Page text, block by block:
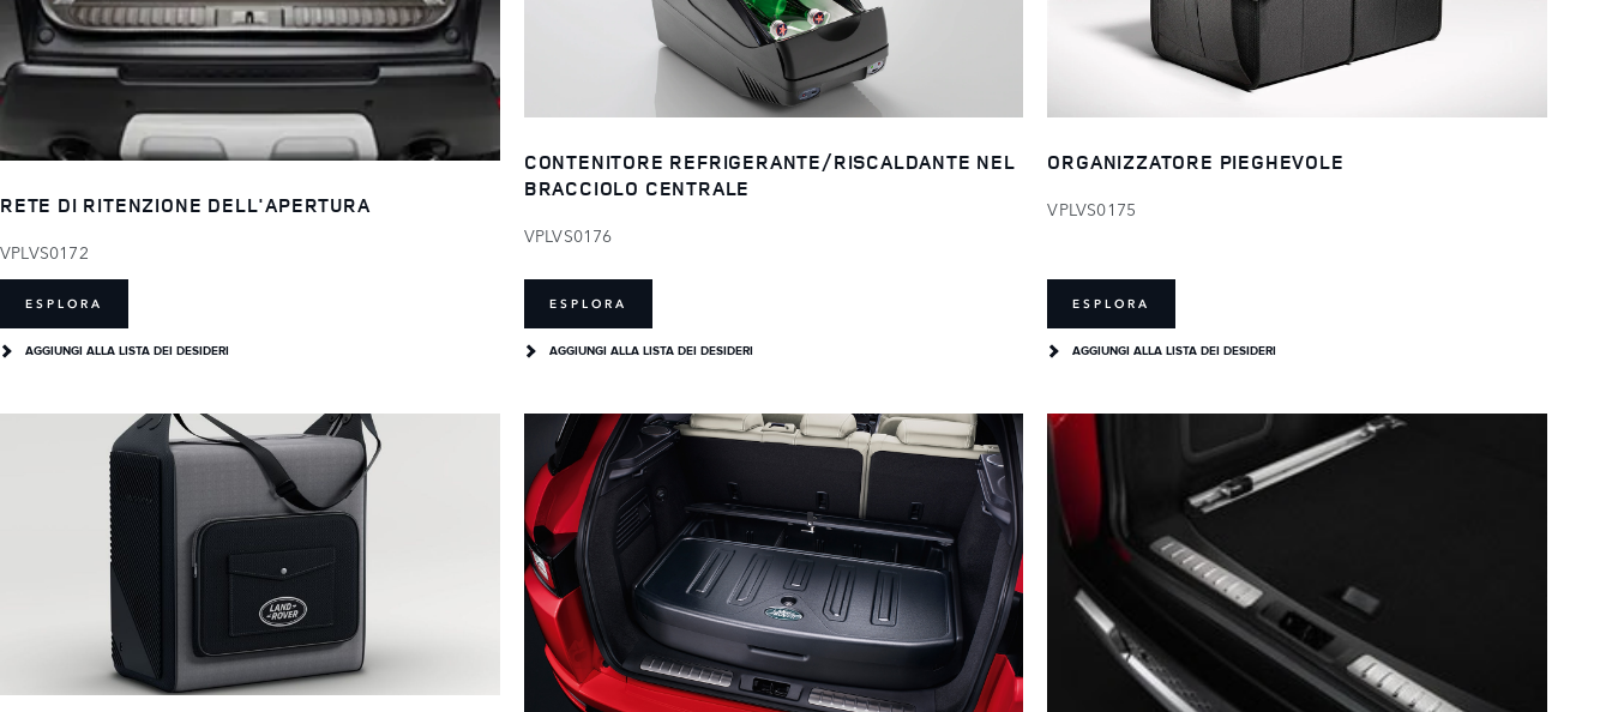
RETE DI RITENZIONE DELL'APERTURA
VPLVS0172
ESPLORA
AGGIUNGI ALLA LISTA DEI DESIDERI
CONTENITORE REFRIGERANTE/RISCALDANTE NEL
BRACCIOLO CENTRALE
VPLVS0176
ESPLORA
AGGIUNGI ALLA LISTA DEI DESIDERI
ORGANIZZATORE PIEGHEVOLE
VPLVS0175
ESPLORA
AGGIUNGI ALLA LISTA DEI DESIDERI